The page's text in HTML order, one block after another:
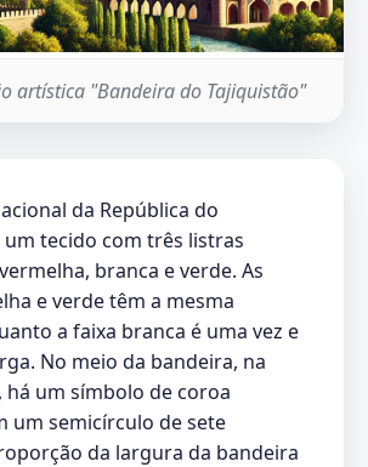
artística "Bandeira do Tajiquistão"
da República do
um tecido com três listras
branca e verde. As
e verde têm a mesma
a faixa branca é uma vez e
No meio da bandeira, na
há um símbolo de coroa
um semicírculo de sete
da largura da bandeira